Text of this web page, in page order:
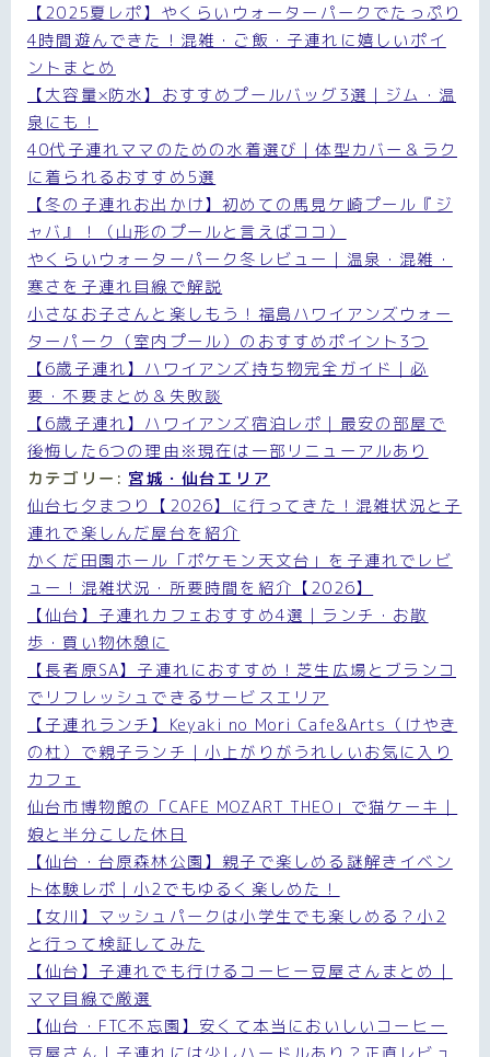
【2025夏レポ】やくらいウォーターパークでたっぷり
4時間遊んできた！混雑・ご飯・子連れに嬉しいポイ
ントまとめ
【大容量×防水】おすすめプールバッグ3選｜ジム・温
泉にも！
40代子連れママのための水着選び｜体型カバー＆ラク
に着られるおすすめ5選
【冬の子連れお出かけ】初めての馬見ケ崎プール『ジ
ャバ』！（山形のプールと言えばココ）
やくらいウォーターパーク冬レビュー｜温泉・混雑・
寒さを子連れ目線で解説
小さなお子さんと楽しもう！福島ハワイアンズウォー
ターパーク（室内プール）のおすすめポイント3つ
【6歳子連れ】ハワイアンズ持ち物完全ガイド｜必
要・不要まとめ＆失敗談
【6歳子連れ】ハワイアンズ宿泊レポ｜最安の部屋で
後悔した6つの理由※現在は一部リニューアルあり
カテゴリー: 宮城・仙台エリア
仙台七夕まつり【2026】に行ってきた！混雑状況と子
連れで楽しんだ屋台を紹介
かくだ田園ホール「ポケモン天文台」を子連れでレビ
ュー！混雑状況・所要時間を紹介【2026】
【仙台】子連れカフェおすすめ4選｜ランチ・お散
歩・買い物休憩に
【長者原SA】子連れにおすすめ！芝生広場とブランコ
でリフレッシュできるサービスエリア
【子連れランチ】Keyaki no Mori Cafe&Arts（けやき
の杜）で親子ランチ｜小上がりがうれしいお気に入り
カフェ
仙台市博物館の「CAFE MOZART THEO」で猫ケーキ｜
娘と半分こした休日
【仙台・台原森林公園】親子で楽しめる謎解きイベン
ト体験レポ｜小2でもゆるく楽しめた！
【女川】マッシュパークは小学生でも楽しめる？小2
と行って検証してみた
【仙台】子連れでも行けるコーヒー豆屋さんまとめ｜
ママ目線で厳選
【仙台・FTC不忘園】安くて本当においしいコーヒー